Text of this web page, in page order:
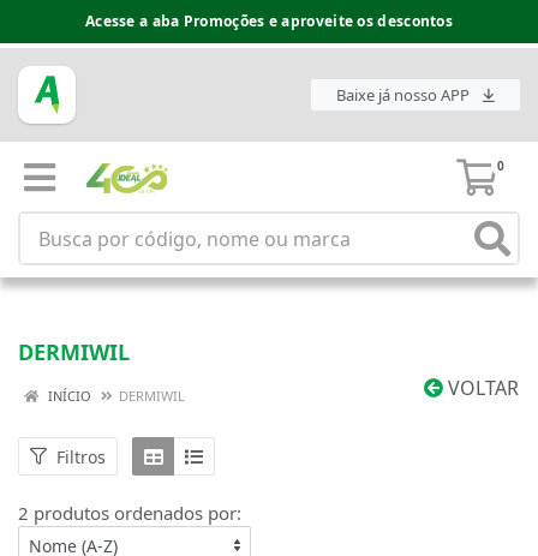
Acesse a aba Promoções e aproveite os descontos
Baixe já nosso APP
0
DERMIWIL
VOLTAR
INÍCIO DERMIWIL
Filtros
2 produtos ordenados por: